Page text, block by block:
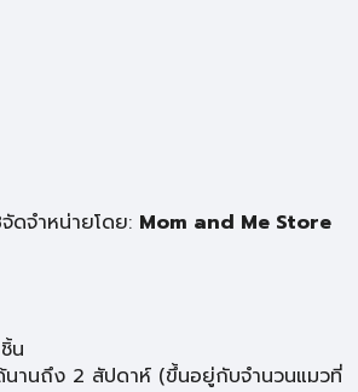
จัดจำหน่ายโดย: Mom and Me Store
น
นานถึง 2 สัปดาห์ (ขึ้นอยู่กับจำนวนแมวที่